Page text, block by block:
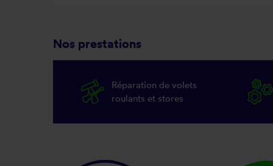
Nos prestations
Réparation de volets
roulants et stores